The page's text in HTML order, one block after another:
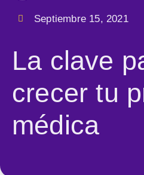
Septiembre 15, 2021
La clave
crecer tu
médica